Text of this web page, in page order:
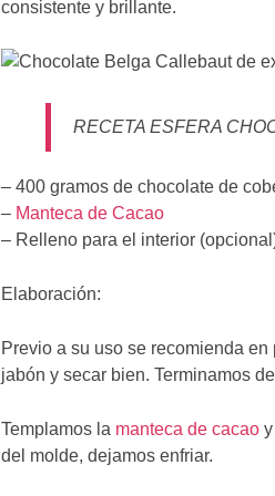
consistente y brillante.
RECETA ESFERA
– 400 gramos de chocolate de
– Manteca de Cacao
– Relleno para el interior
Elaboración:
Previo a su uso se recomienda
jabón y secar bien. Terminamos
Templamos la manteca de cacaoy
del molde, dejamos enfriar.